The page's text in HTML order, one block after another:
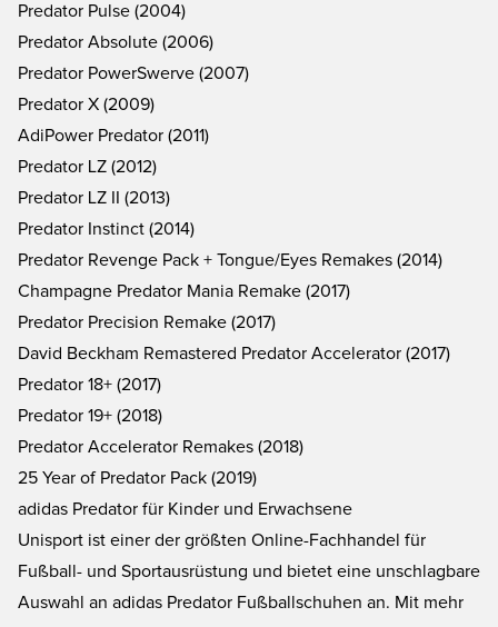
Predator Pulse (2004)
Predator Absolute (2006)
Predator PowerSwerve (2007)
Predator X (2009)
AdiPower Predator (2011)
Predator LZ (2012)
Predator LZ II (2013)
Predator Instinct (2014)
Predator Revenge Pack + Tongue/Eyes Remakes (2014)
Champagne Predator Mania Remake (2017)
Predator Precision Remake (2017)
David Beckham Remastered Predator Accelerator (2017)
Predator 18+ (2017)
Predator 19+ (2018)
Predator Accelerator Remakes (2018)
25 Year of Predator Pack (2019)
adidas Predator für Kinder und Erwachsene
Unisport ist einer der größten Online-Fachhandel für
Fußball- und Sportausrüstung und bietet eine unschlagbare
Auswahl an adidas Predator Fußballschuhen an. Mit mehr